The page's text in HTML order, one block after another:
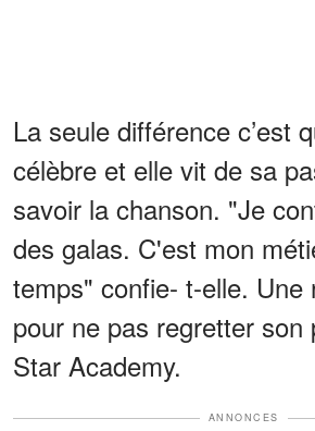
La seule différence c’est
célèbre et elle vit de sa
savoir la chanson. "Je
des galas. C'est mon
temps" confie- t-elle. Une
pour ne pas regretter son
Star Academy.
ANNONCES